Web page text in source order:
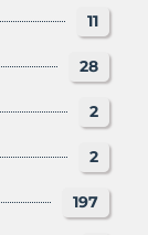
11
28
2
2
197